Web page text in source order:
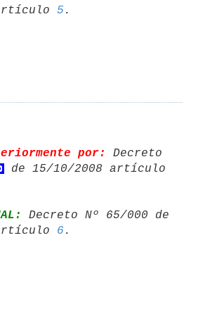
5
por:
Decreto
Decreto Nº 65/000 de
6